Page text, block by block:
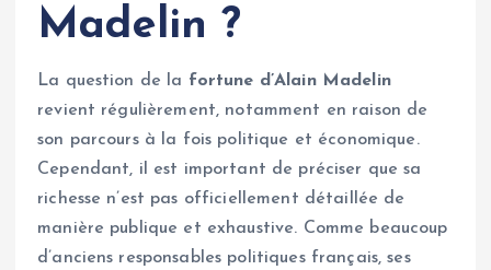
Madelin ?
La question de la fortune d’Alain Madelin
revient régulièrement, notamment en raison de
son parcours à la fois politique et économique.
Cependant, il est important de préciser que sa
richesse n’est pas officiellement détaillée de
manière publique et exhaustive. Comme beaucoup
d’anciens responsables politiques français, ses